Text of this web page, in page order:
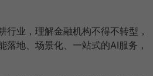
行业，理解金融机构不得不转型，
地、场景化、一站式的AI服务，